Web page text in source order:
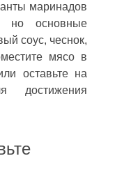
маринадов
но основные
соус, чеснок,
мясо в
оставьте на
достижения